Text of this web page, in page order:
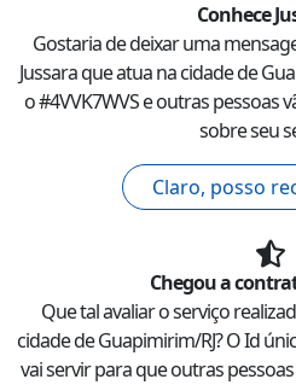
Conhece
Gostaria de deixar uma
Jussaraque atua na cidade de
o #4VVK7WVSe outras pessoas
sobre seu
Claro, posso
Chegou a
Que tal avaliar o serviço
cidade deGuapimirim/RJ? O Id
vai servir para que outras